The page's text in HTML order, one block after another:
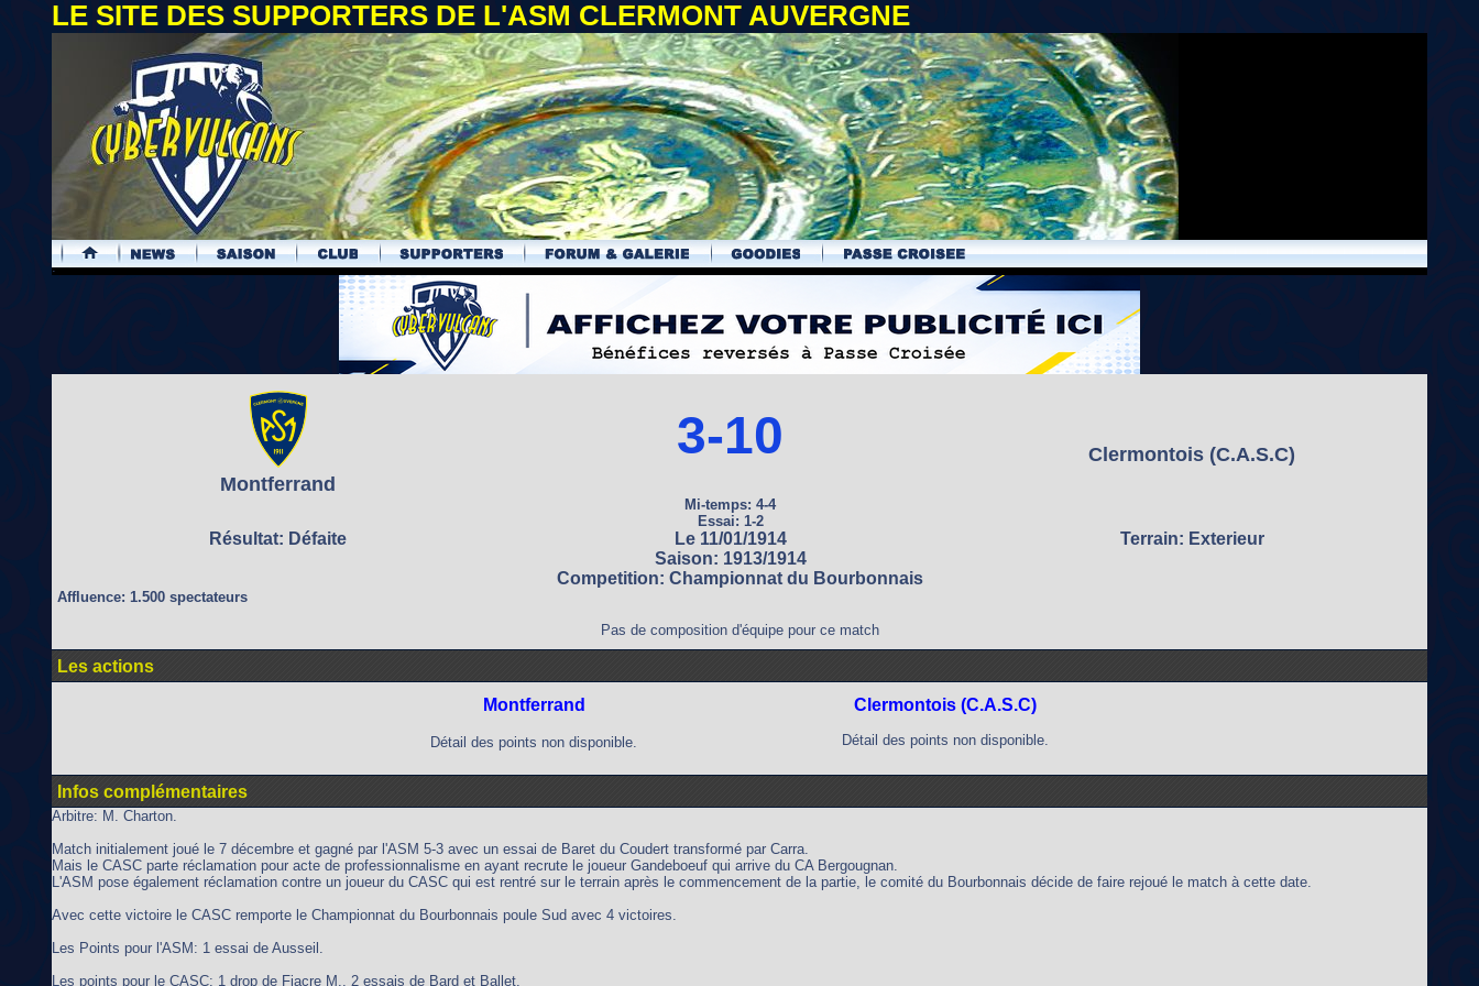
LE SITE DES SUPPORTERS DE L'ASM CLERMONT AUVERGNE
.
Montferrand
3-10 Clermontois (C.A.S.C)
Mi-temps: 4-4
Essai: 1-2
Résultat: Défaite Le 11/01/1914
Terrain: Exterieur
Saison: 1913/1914
Competition: Championnat du Bourbonnais
Affluence: 1.500 spectateurs
Pas de composition d'équipe pour ce match
Les actions
Montferrand
Détail des points non disponible.
Clermontois (C.A.S.C)
Détail des points non disponible.
Infos complémentaires
Arbitre: M. Charton.
Match initialement joué le 7 décembre et gagné par l'ASM 5-3 avec un essai de Baret du Coudert transformé par Carra.
Mais le CASC parte réclamation pour acte de professionnalisme en ayant recrute le joueur Gandeboeuf qui arrive du CA Bergougnan.
L'ASM pose également réclamation contre un joueur du CASC qui est rentré sur le terrain après le commencement de la partie, le comité du Bourbonnais décide de faire rejoué le match à cette date.
Avec cette victoire le CASC remporte le Championnat du Bourbonnais poule Sud avec 4 victoires.
Les Points pour l'ASM: 1 essai de Ausseil.
Les points pour le CASC: 1 drop de Fiacre M., 2 essais de Bard et Ballet.